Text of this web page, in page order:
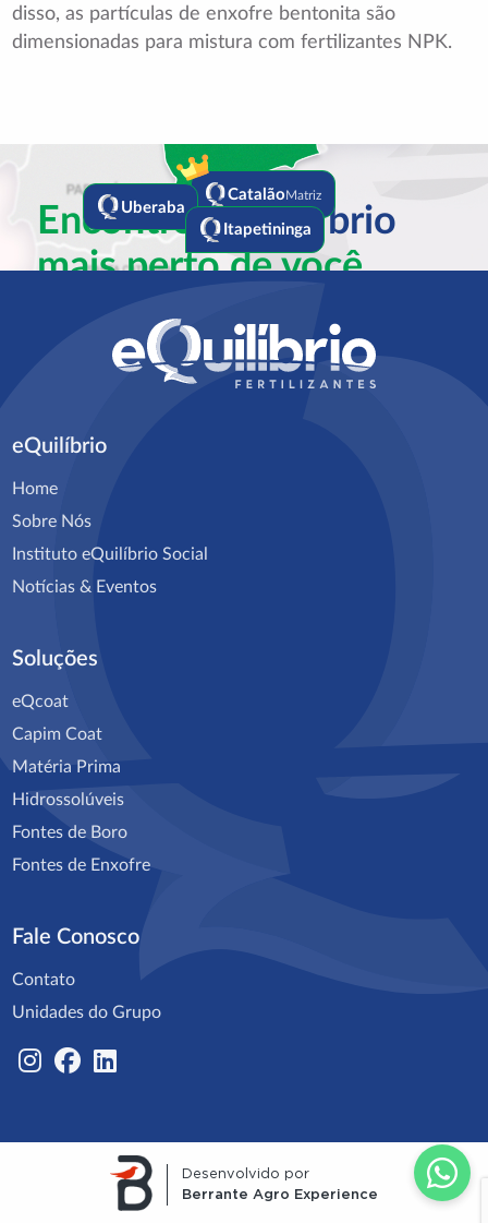
disso, as partículas de enxofre bentonita são
dimensionadas para mistura com fertilizantes NPK.
Encontre aEquilíbrio
mais perto de você
CatalãoMatriz
Uberaba
Itapetininga
eQuilíbrio
Home
Sobre Nós
Instituto eQuilíbrio Social
Notícias & Eventos
Soluções
eQcoat
Capim Coat
Matéria Prima
Hidrossolúveis
Fontes de Boro
Fontes de Enxofre
Fale Conosco
Contato
Unidades do Grupo
Desenvolvido por
Berrante Agro Experience